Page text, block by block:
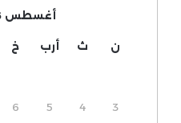
أغسطس 2026
ن ث أرب خ
3
4
5
6